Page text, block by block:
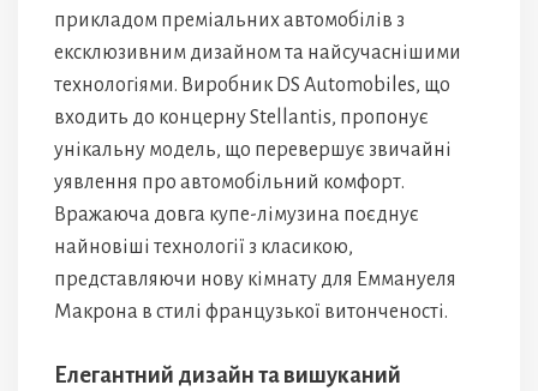
прикладом преміальних автомобілів з
ексклюзивним дизайном та найсучаснішими
технологіями. Виробник DS Automobiles, що
входить до концерну Stellantis, пропонує
унікальну модель, що перевершує звичайні
уявлення про автомобільний комфорт.
Вражаюча довга купе-лімузина поєднує
найновіші технології з класикою,
представляючи нову кімнату для Еммануеля
Макрона в стилі французької витонченості.
Елегантний дизайн та вишуканий